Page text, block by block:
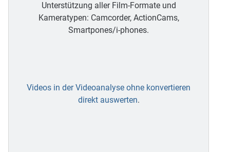
Unterstützung aller Film-Formate und
Kameratypen: Camcorder, ActionCams,
Smartpones/i-phones.
Videos in der Videoanalyse ohne konvertieren
direkt auswerten.